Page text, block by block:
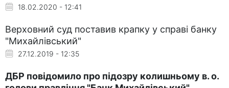
18.02.2020 - 12:41
Верховний суд поставив крапку у справі банку
"Михайлівський"
27.12.2019 - 12:35
ДБР повідомило про підозру колишньому в. о.